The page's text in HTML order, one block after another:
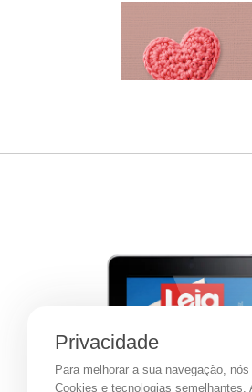
Privacidade
Para melhorar a sua navegação,
Cookies e tecnologias semelhantes.